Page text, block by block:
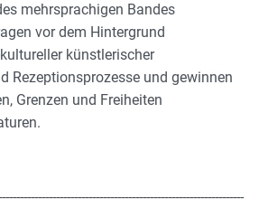
mehrsprachigen Bandes
vor dem Hintergrund
künstlerischer
Rezeptionsprozesse und gewinnen
Grenzen und Freiheiten